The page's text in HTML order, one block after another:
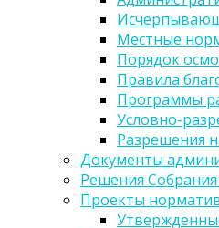
Местные
Порядок
Правила
Программы
Условно-
Разрешения
Документы
Решения
Проекты